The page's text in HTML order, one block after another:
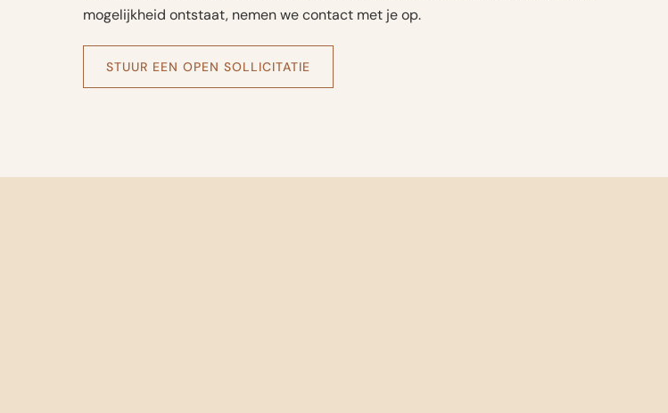
mogelijkheid ontstaat, nemen we contact met je op.
STUUR EEN OPEN SOLLICITATIE